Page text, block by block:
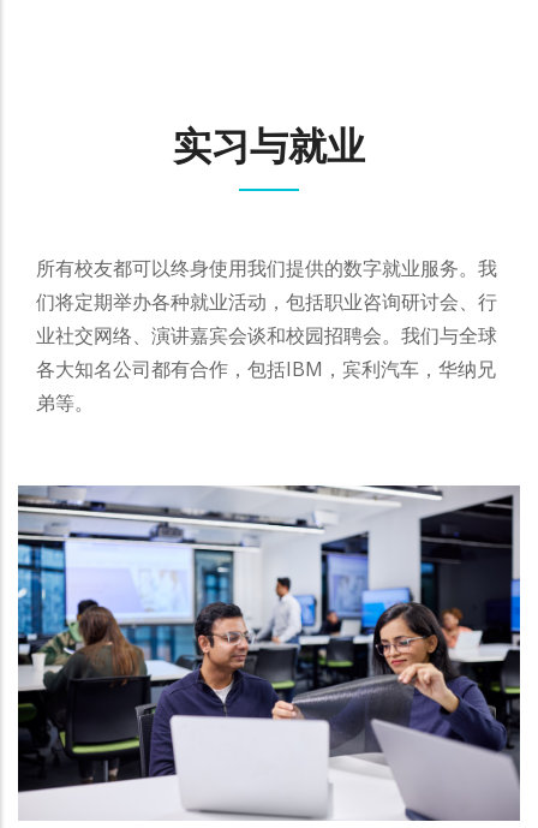
实习与就业
所有校友都可以终身使用我们提供的数字就业服务。我
们将定期举办各种就业活动，包括职业咨询研讨会、行
业社交网络、演讲嘉宾会谈和校园招聘会。我们与全球
各大知名公司都有合作，包括IBM，宾利汽车，华纳兄
弟等。